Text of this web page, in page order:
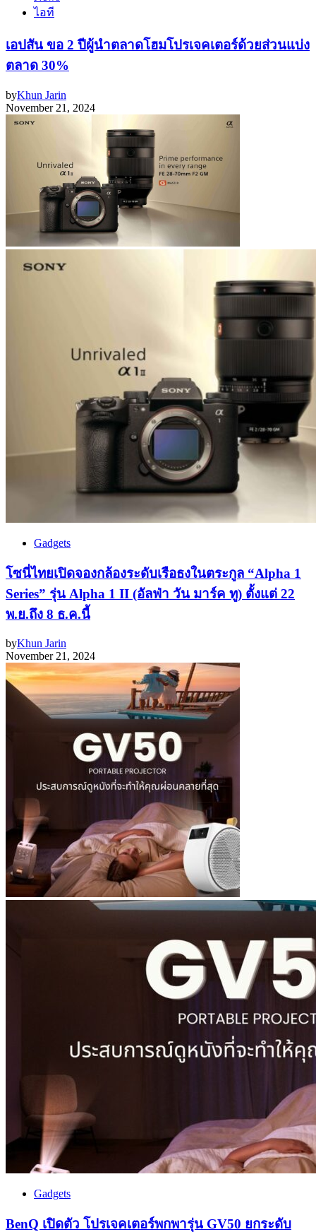
ไอที
เอปสัน ขอ 2 ปีผู้นำตลาดโฮมโปรเจคเตอร์ด้วยส่วนแบ่ง
ตลาด 30%
byKhun Jarin
November 21, 2024
Gadgets
โซนี่ไทยเปิดจองกล้องระดับเรือธงในตระกูล “Alpha 1
Series” รุ่น Alpha 1 II (อัลฟ่า วัน มาร์ค ทู) ตั้งแต่ 22
พ.ย.ถึง 8 ธ.ค.นี้
byKhun Jarin
November 21, 2024
Gadgets
BenQ เปิดตัว โปรเจคเตอร์พกพารุ่น GV50 ยกระดับ